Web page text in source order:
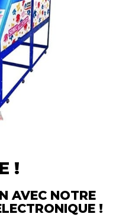
!
AVEC NOTRE
!